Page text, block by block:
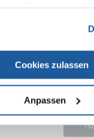
Cookies zulassen
Anpassen